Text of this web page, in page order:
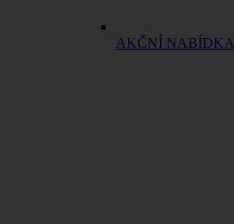
AKČNÍ NABÍDKA